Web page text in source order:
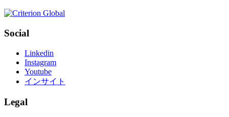
Social
Linkedin
Instagram
Youtube
インサイト
Legal